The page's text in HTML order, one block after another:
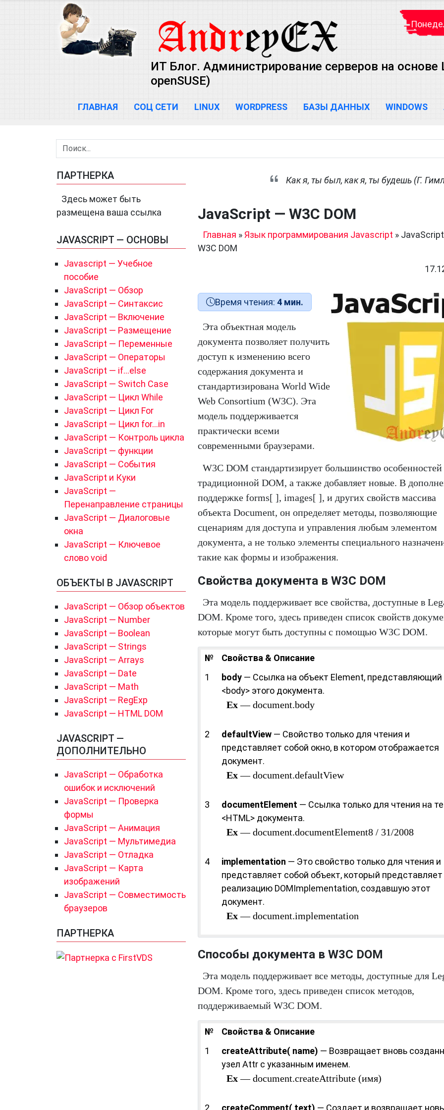
ИТ Блог. Администрирование серверов на основе
openSUSE)
ГЛАВНАЯ СОЦ СЕТИ LINUX WORDPRESS БАЗЫ ДАННЫХ WINDOWS
ПАРТНЕРКА
Здесь может быть
размещена ваша ссылка
JAVASCRIPT — ОСНОВЫ
Javascript — Учебное
пособие
JavaScript — Обзор
JavaScript — Синтаксис
JavaScript — Включение
JavaScript — Размещение
JavaScript — Переменные
JavaScript — Операторы
JavaScript — if…else
JavaScript — Switch Case
JavaScript — Цикл While
JavaScript — Цикл For
JavaScript — Цикл for…in
JavaScript — Контроль цикла
JavaScript — функции
JavaScript — События
JavaScript и Куки
JavaScript —
Перенаправление страницы
JavaScript — Диалоговые
окна
JavaScript — Ключевое
слово void
ОБЪЕКТЫ В JAVASCRIPT
JavaScript — Обзор объектов
JavaScript — Number
JavaScript — Boolean
JavaScript — Strings
JavaScript — Arrays
JavaScript — Date
JavaScript — Math
JavaScript — RegExp
JavaScript — HTML DOM
JAVASCRIPT —
ДОПОЛНИТЕЛЬНО
JavaScript — Обработка
ошибок и исключений
JavaScript — Проверка
формы
JavaScript — Анимация
JavaScript — Мультимедиа
JavaScript — Отладка
JavaScript — Карта
изображений
JavaScript — Совместимость
браузеров
ПАРТНЕРКА
Как я, ты был, как я, ты будешь (Г.
JavaScript — W3C DOM
Главная » Язык программирования Javascript »
W3C DOM
Время чтения: 4 мин.
Эта объектная модель
документа позволяет получить
доступ к изменению всего
содержания документа и
стандартизирована World Wide
Web Consortium (W3C). Эта
модель поддерживается
практически всеми
современными браузерами.
W3C DOM стандартизирует большинство особенностей
традиционной DOM, а также добавляет новые. В
поддержке forms[ ], images[ ], и других свойств массива
объекта Document, он определяет методы, позволяющие
сценариям для доступа и управления любым элементом
документа, а не только элементы специального
такие как формы и изображения.
Свойства документа в W3C DOM
Эта модель поддерживает все свойства, доступные в
DOM. Кроме того, здесь приведен список свойств
которые могут быть доступны с помощью W3C DOM.
№
Свойства & Описание
1
body — Ссылка на объект Element, представляющий
<body> этого документа.
Ex— document.body
2 defaultView — Свойство только для чтения и
представляет собой окно, в котором отображается
документ.
Ex— document.defaultView
3 documentElement — Ссылка только для чтения на
<HTML> документа.
Ex— document.documentElement8 / 31/2008
4 implementation — Это свойство только для чтения и
представляет собой объект, который представляет
реализацию DOMImplementation, создавшую этот
документ.
Ex— document.implementation
Способы документа в W3C DOM
Эта модель поддерживает все методы, доступные для
DOM. Кроме того, здесь приведен список методов,
поддерживаемый W3C DOM.
№
Свойства & Описание
1
createAttribute( name) — Возвращает вновь
узел Attr с указанным именем.
Ex— document.createAttribute (имя)
2 createComment( text) — Создает и возвращает